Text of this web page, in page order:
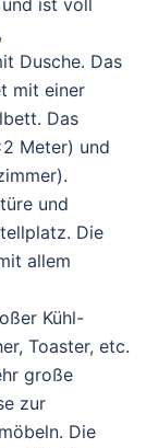
ist voll
Dusche. Das
mit einer
Das
Meter) und
und
Die
allem
Kühl-
Toaster, etc.
große
zur
Die